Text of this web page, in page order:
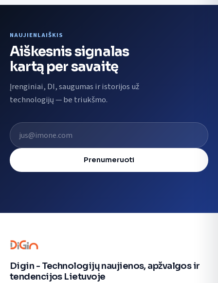
NAUJIENLAIŠKIS
Aiškesnis signalas
kartą per savaitę
Įrenginiai, DI, saugumas ir istorijos už
technologijų — be triukšmo.
El. pašto adresas
Prenumeruoti
Digin - Technologijų naujienos, apžvalgos ir
tendencijos Lietuvoje